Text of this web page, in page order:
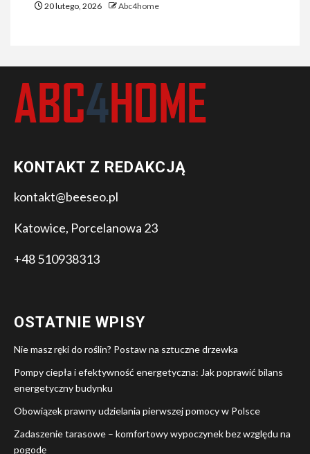
20 lutego, 2026 Abc4home
KONTAKT Z REDAKCJĄ
kontakt@beeseo.pl
Katowice, Porcelanowa 23
+48 510938313
OSTATNIE WPISY
Nie masz ręki do roślin? Postaw na sztuczne drzewka
Pompy ciepła i efektywność energetyczna: Jak poprawić bilans
energetyczny budynku
Obowiązek prawny udzielania pierwszej pomocy w Polsce
Zadaszenie tarasowe – komfortowy wypoczynek bez względu na
pogodę